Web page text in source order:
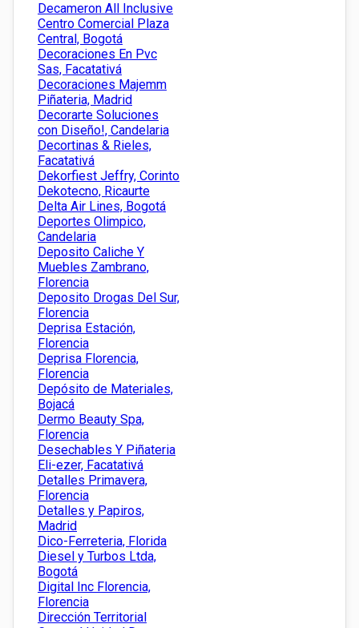
Decameron All Inclusive
Centro Comercial Plaza
Central, Bogotá
Decoraciones En Pvc
Sas, Facatativá
Decoraciones Majemm
Piñateria, Madrid
Decorarte Soluciones
con Diseño!, Candelaria
Decortinas & Rieles,
Facatativá
Dekorfiest Jeffry, Corinto
Dekotecno, Ricaurte
Delta Air Lines, Bogotá
Deportes Olimpico,
Candelaria
Deposito Caliche Y
Muebles Zambrano,
Florencia
Deposito Drogas Del Sur,
Florencia
Deprisa Estación,
Florencia
Deprisa Florencia,
Florencia
Depósito de Materiales,
Bojacá
Dermo Beauty Spa,
Florencia
Desechables Y Piñateria
Eli-ezer, Facatativá
Detalles Primavera,
Florencia
Detalles y Papiros,
Madrid
Dico-Ferreteria, Florida
Diesel y Turbos Ltda,
Bogotá
Digital Inc Florencia,
Florencia
Dirección Territorial